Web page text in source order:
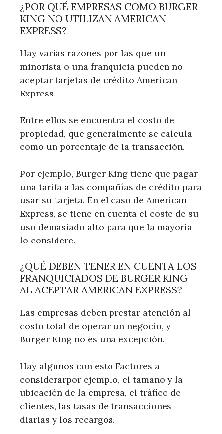
¿POR QUÉ EMPRESAS COMO BURGER
KING NO UTILIZAN AMERICAN
EXPRESS?
Hay varias razones por las que un
minorista o una franquicia pueden no
aceptar tarjetas de crédito American
Express.
Entre ellos se encuentra el costo de
propiedad, que generalmente se calcula
como un porcentaje de la transacción.
Por ejemplo, Burger King tiene que pagar
una tarifa a las compañías de crédito para
usar su tarjeta. En el caso de American
Express, se tiene en cuenta el coste de su
uso demasiado alto para que la mayoría
lo considere.
¿QUÉ DEBEN TENER EN CUENTA LOS
FRANQUICIADOS DE BURGER KING
AL ACEPTAR AMERICAN EXPRESS?
Las empresas deben prestar atención al
costo total de operar un negocio, y
Burger King no es una excepción.
Hay algunos con esto Factores a
considerarpor ejemplo, el tamaño y la
ubicación de la empresa, el tráfico de
clientes, las tasas de transacciones
diarias y los recargos.